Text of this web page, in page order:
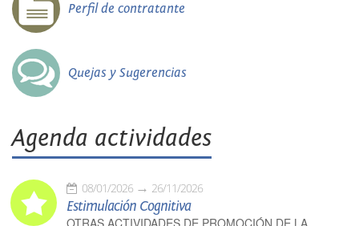
Perfil de contratante
Quejas y Sugerencias
Agenda actividades
08/01/2026 26/11/2026
Estimulación Cognitiva
OTRAS ACTIVIDADES DE PROMOCIÓN DE LA